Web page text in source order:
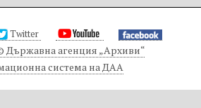
Twitter
Държавна агенция „Архиви“
система на ДАА